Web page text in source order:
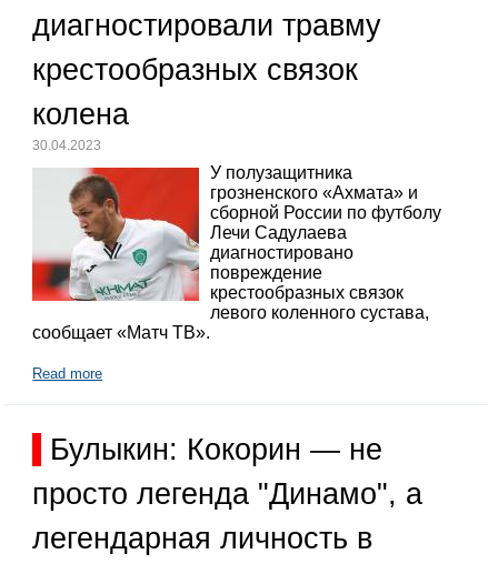
диагностировали травму
крестообразных связок
колена
30.04.2023
У полузащитника
грозненского «Ахмата» и
сборной России по футболу
Лечи Садулаева
диагностировано
повреждение
крестообразных связок
левого коленного сустава,
сообщает «Матч ТВ».
Read more
Булыкин: Кокорин — не
просто легенда "Динамо", а
легендарная личность в